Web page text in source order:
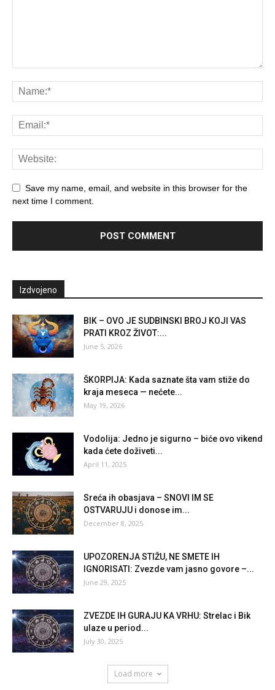
Save my name, email, and website in this browser for the
next time I comment.
Izdvojeno
BIK – OVO JE SUDBINSKI BROJ KOJI VAS
PRATI KROZ ŽIVOT:...
June 5, 2026
ŠKORPIJA: Kada saznate šta vam stiže do
kraja meseca — nećete...
May 19, 2026
Vodolija: Jedno je sigurno – biće ovo vikend
kada ćete doživeti...
April 11, 2025
Sreća ih obasjava – SNOVI IM SE
OSTVARUJU i donose im...
December 8, 2025
UPOZORENJA STIŽU, NE SMETE IH
IGNORISATI: Zvezde vam jasno govore –...
June 29, 2025
ZVEZDE IH GURAJU KA VRHU: Strelac i Bik
ulaze u period...
July 30, 2025
Load more